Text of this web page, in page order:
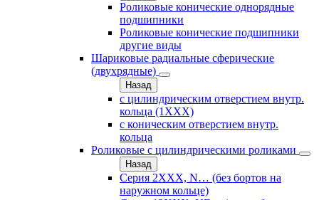
Роликовые конические однорядные
подшипники
Роликовые конические подшипники
другие виды
Шариковые радиальные сферические
(двухрядные)
Назад
с цилиндрическим отверстием внутр.
кольца (1ХХХ)
с коническим отверстием внутр.
кольца
Роликовые с цилиндрическими роликами
Назад
Серия 2ХХХ, N… (без бортов на
наружном кольце)